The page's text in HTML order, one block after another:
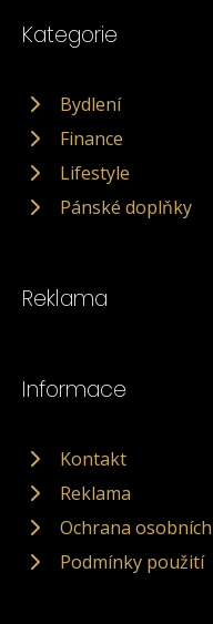
Kategorie
Bydlení
Finance
Lifestyle
Pánské doplňky
Reklama
Informace
Kontakt
Reklama
Ochrana
Podmínky použití